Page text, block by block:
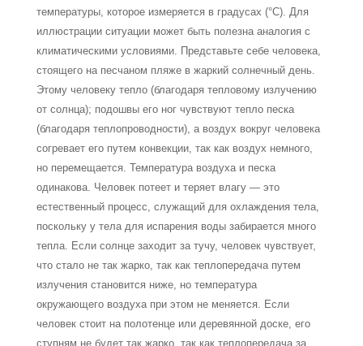
температуры, которое измеряется в градусах (°С). Для
иллюстрации ситуации может быть полезна аналогия с
климати­ческими условиями. Представьте себе человека,
стоящего на песчаном пляже в жаркий солнечный день.
Этому человеку тепло (благодаря тепловому излучению
от солнца); подошвы его ног чувствуют тепло песка
(благодаря теплопроводности), а воздух вокруг человека
согревает его путем конвекции, так как воздух немного,
но перемещается. Тем­пература воздуха и песка
одинакова. Человек потеет и теряет влагу — это
естественный процесс, служащий для охлаждения тела,
поскольку у тела для испарения воды забира­ется много
тепла. Если солнце заходит за тучу, человек чувствует,
что стало не так жарко, так как теплопередача путем
излучения становится ниже, но температура
окружающего воздуха при этом не меняется. Если
человек стоит на полотенце или деревянной доске, его
ступням не будет так жарко, так как теплопередача за